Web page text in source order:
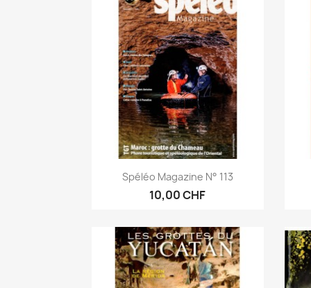
Vorschau
Spéléo Magazine N° 113
10,00 CHF